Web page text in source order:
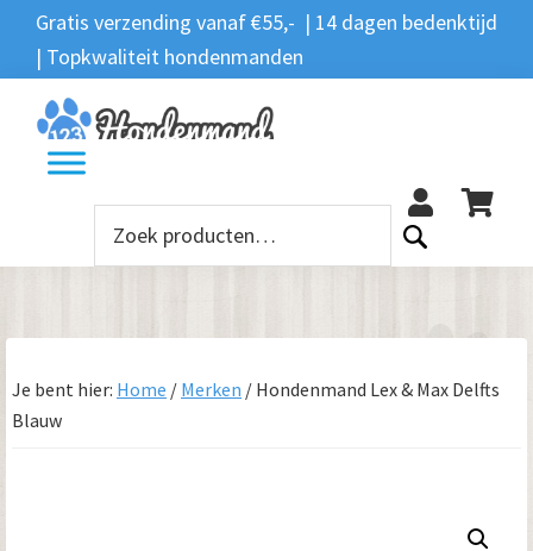
Spring
naar
de
hoofdnavigatie
Door
naar
de
hoofd
inhoud
Spring
naar
de
voettekst
Gratis verzending vanaf €55,- | 14 dagen bedenktijd
| Topkwaliteit hondenmanden
Zoeken
Zoeken
naar:
Je bent hier: Home / Merken / Hondenmand Lex & Max Delfts
Blauw